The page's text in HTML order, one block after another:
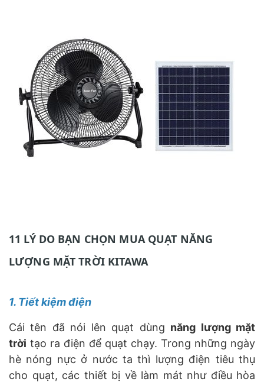
11 LÝ DO BẠN CHỌN MUA QUẠT NĂNG
LƯỢNG MẶT TRỜI KITAWA
1. Tiết kiệm điện
Cái tên đã nói lên quạt dùng năng lượng mặt
trời tạo ra điện để quạt chạy. Trong những ngày
hè nóng nực ở nước ta thì lượng điện tiêu thụ
cho quạt, các thiết bị về làm mát như điều hòa